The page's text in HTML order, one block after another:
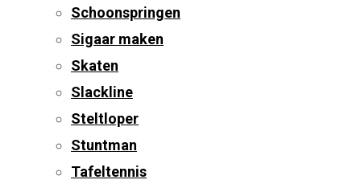
Schoonspringen
Sigaar maken
Skaten
Slackline
Steltloper
Stuntman
Tafeltennis